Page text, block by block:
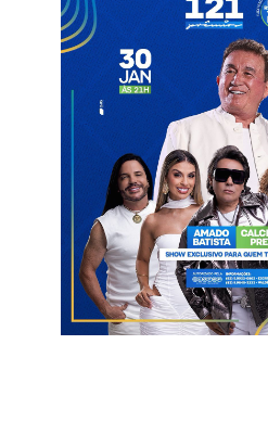
cidade que, segundo a própria ex-
incondicionalmente.
Aline destacou ainda que sempre
funções com dedicação e
Pombalense, algo que, segundo
pessoas que acompanharam seu
trajetória no serviço público.
A exoneração aumenta ainda
cenário político e os possíveis
grupo situacionista em Pombal.